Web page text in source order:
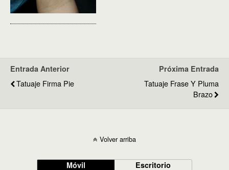
Entrada Anterior
Tatuaje Firma Pie
Próxima Entrada
Tatuaje Frase Y Pluma
Brazo
Volver arriba
Móvil Escritorio